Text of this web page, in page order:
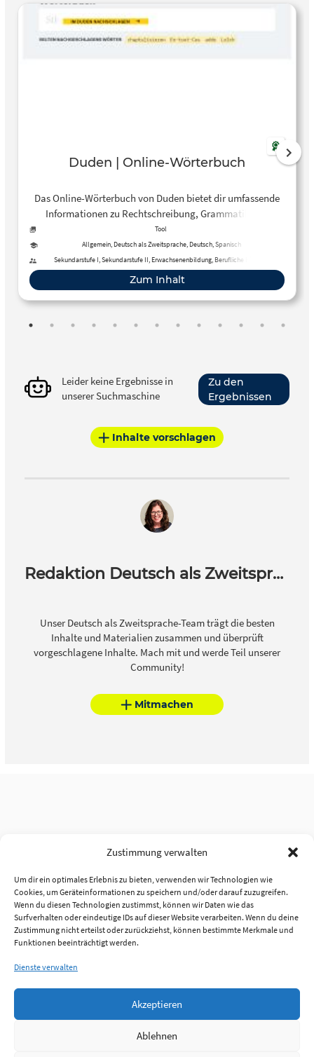
Zustimmung verwalten
Um dir ein optimales Erlebnis zu bieten, verwenden wir Technologien wie
Cookies, um Geräteinformationen zu speichern und/oder darauf zuzugreifen.
Wenn du diesen Technologien zustimmst, können wir Daten wie das
Surfverhalten oder eindeutige IDs auf dieser Website verarbeiten. Wenn du deine
Zustimmung nicht erteilst oder zurückziehst, können bestimmte Merkmale und
Funktionen beeinträchtigt werden.
Dienste verwalten
Akzeptieren
Ablehnen
Duden | Online-Wörterbuch
Das Online-Wörterbuch von Duden bietet dir umfassende
Informationen zu Rechtschreibung, Grammatik und
Bedeutung eines Wortes. Außerdem zeigt es den richtigen
Gebrauch sowie die Aussprache und Herkunft eines Wortes
und verzeichnet dessen Synonyme.
Tool
Allgemein, Deutsch als Zweitsprache, Deutsch, Spanisch
Sekundarstufe I, Sekundarstufe II, Erwachsenenbildung, Berufliche Bildung
Zum Inhalt
Leider keine Ergebnisse in
unserer Suchmaschine
Zu den
Ergebnissen
Inhalte vorschlagen
Redaktion Deutsch als Zweitsprache
Unser Deutsch als Zweitsprache-Team trägt die besten
Inhalte und Materialien zusammen und überprüft
vorgeschlagene Inhalte. Mach mit und werde Teil unserer
Community!
Mitmachen